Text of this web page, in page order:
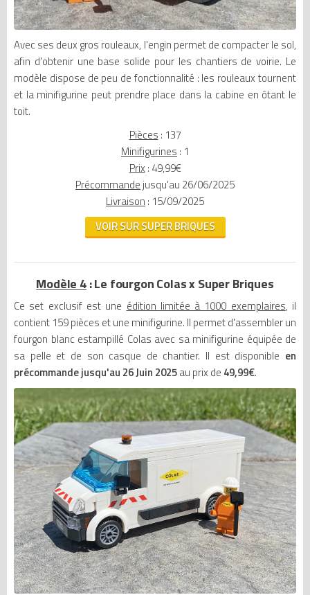
Avec ses deux gros rouleaux, l'engin permet de compacter le sol,
afin d'obtenir une base solide pour les chantiers de voirie. Le
modèle dispose de peu de fonctionnalité : les rouleaux tournent
et la minifigurine peut prendre place dans la cabine en ôtant le
toit.
Pièces : 137
Minifigurines : 1
Prix : 49,99€
Précommande jusqu'au 26/06/2025
Livraison : 15/09/2025
VOIR SUR SUPER BRIQUES
Modèle 4: Le fourgon Colas x Super Briques
Ce set exclusif est une édition limitée à 1000 exemplaires, il
contient 159 pièces et une minifigurine. Il permet d'assembler un
fourgon blanc estampillé Colas avec sa minifigurine équipée de
sa pelle et de son casque de chantier. Il est disponible en
précommande jusqu'au 26 Juin 2025au prix de 49,99€.